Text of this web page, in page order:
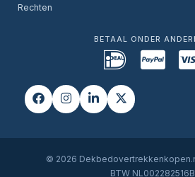
Rechten
BETAAL ONDER
© 2026
BTW